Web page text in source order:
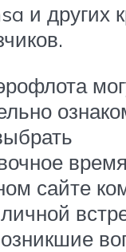
и других
сайте